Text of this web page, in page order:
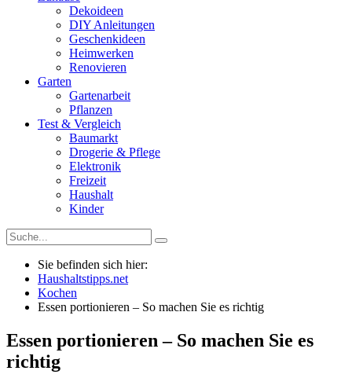
Dekoideen
DIY Anleitungen
Geschenkideen
Heimwerken
Renovieren
Garten
Gartenarbeit
Pflanzen
Test & Vergleich
Baumarkt
Drogerie & Pflege
Elektronik
Freizeit
Haushalt
Kinder
Sie befinden sich hier:
Haushaltstipps.net
Kochen
Essen portionieren – So machen Sie es richtig
Essen portionieren – So machen Sie es
richtig